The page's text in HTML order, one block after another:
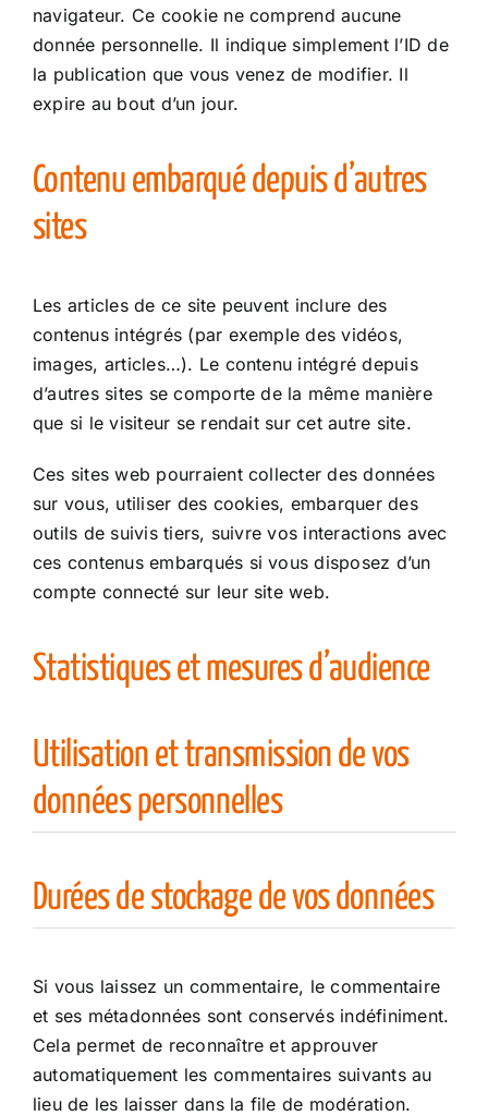
navigateur. Ce cookie ne comprend aucune
donnée personnelle. Il indique simplement l’ID de
la publication que vous venez de modifier. Il
expire au bout d’un jour.
Contenu embarqué depuis d’autres
sites
Les articles de ce site peuvent inclure des
contenus intégrés (par exemple des vidéos,
images, articles…). Le contenu intégré depuis
d’autres sites se comporte de la même manière
que si le visiteur se rendait sur cet autre site.
Ces sites web pourraient collecter des données
sur vous, utiliser des cookies, embarquer des
outils de suivis tiers, suivre vos interactions avec
ces contenus embarqués si vous disposez d’un
compte connecté sur leur site web.
Statistiques et mesures d’audience
Utilisation et transmission de vos
données personnelles
Durées de stockage de vos données
Si vous laissez un commentaire, le commentaire
et ses métadonnées sont conservés indéfiniment.
Cela permet de reconnaître et approuver
automatiquement les commentaires suivants au
lieu de les laisser dans la file de modération.